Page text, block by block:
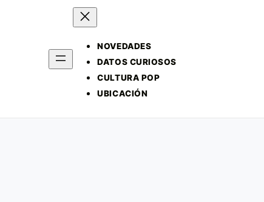
NOVEDADES
DATOS CURIOSOS
CULTURA POP
UBICACIÓN